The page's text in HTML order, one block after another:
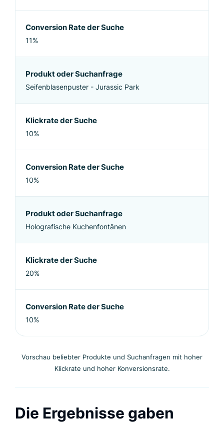
Conversion Rate der Suche
11%
Produkt oder Suchanfrage
Seifenblasenpuster - Jurassic Park
Klickrate der Suche
10%
Conversion Rate der Suche
10%
Produkt oder Suchanfrage
Holografische Kuchenfontänen
Klickrate der Suche
20%
Conversion Rate der Suche
10%
Vorschau beliebter Produkte und Suchanfragen mit hoher
Klickrate und hoher Konversionsrate.
Die Ergebnisse gaben